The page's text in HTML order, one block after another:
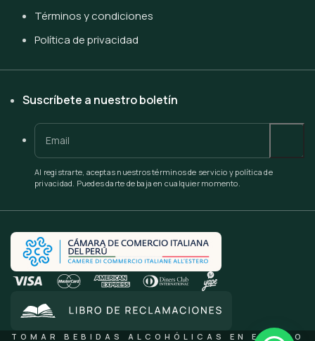
Términos y condiciones
Política de privacidad
Suscríbete a nuestro boletín
Al registrarte, aceptas nuestros términos de servicio y política de
privacidad. Puedes darte de baja en cualquier momento.
TOMAR BEBIDAS ALCOHÓLICAS EN EXCESO